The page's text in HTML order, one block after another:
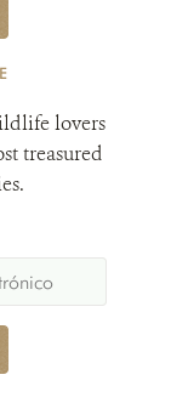
lovers
treasured